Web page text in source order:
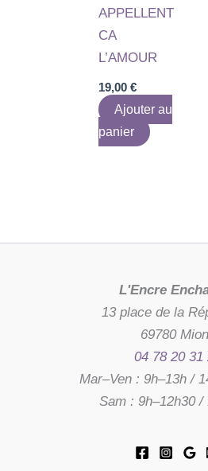
APPELLENT
CA
L’AMOUR
19,00€
Ajouter au
panier
L'Encre
13 place de la
69780
04 78 20 31
Mar–Ven : 9h–13h /
Sam : 9h–12h30 /